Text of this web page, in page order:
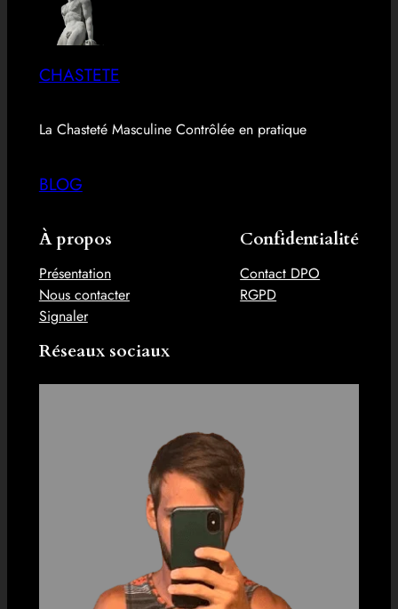
CHASTETE
La Chasteté Masculine Contrôlée en pratique
BLOG
À propos
Présentation
Nous contacter
Signaler
Confidentialité
Contact DPO
RGPD
Réseaux sociaux